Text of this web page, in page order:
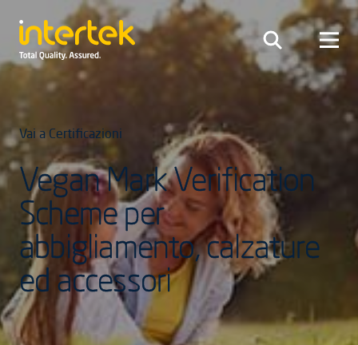
Vai a Certificazioni
Vegan Mark Verification
Scheme per
abbigliamento, calzature
ed accessori